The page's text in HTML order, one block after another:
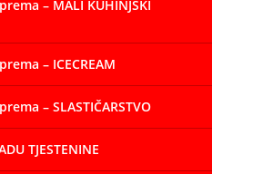
– MALI KUHINJSKI
– ICECREAM
– SLASTIČARSTVO
TJESTENINE